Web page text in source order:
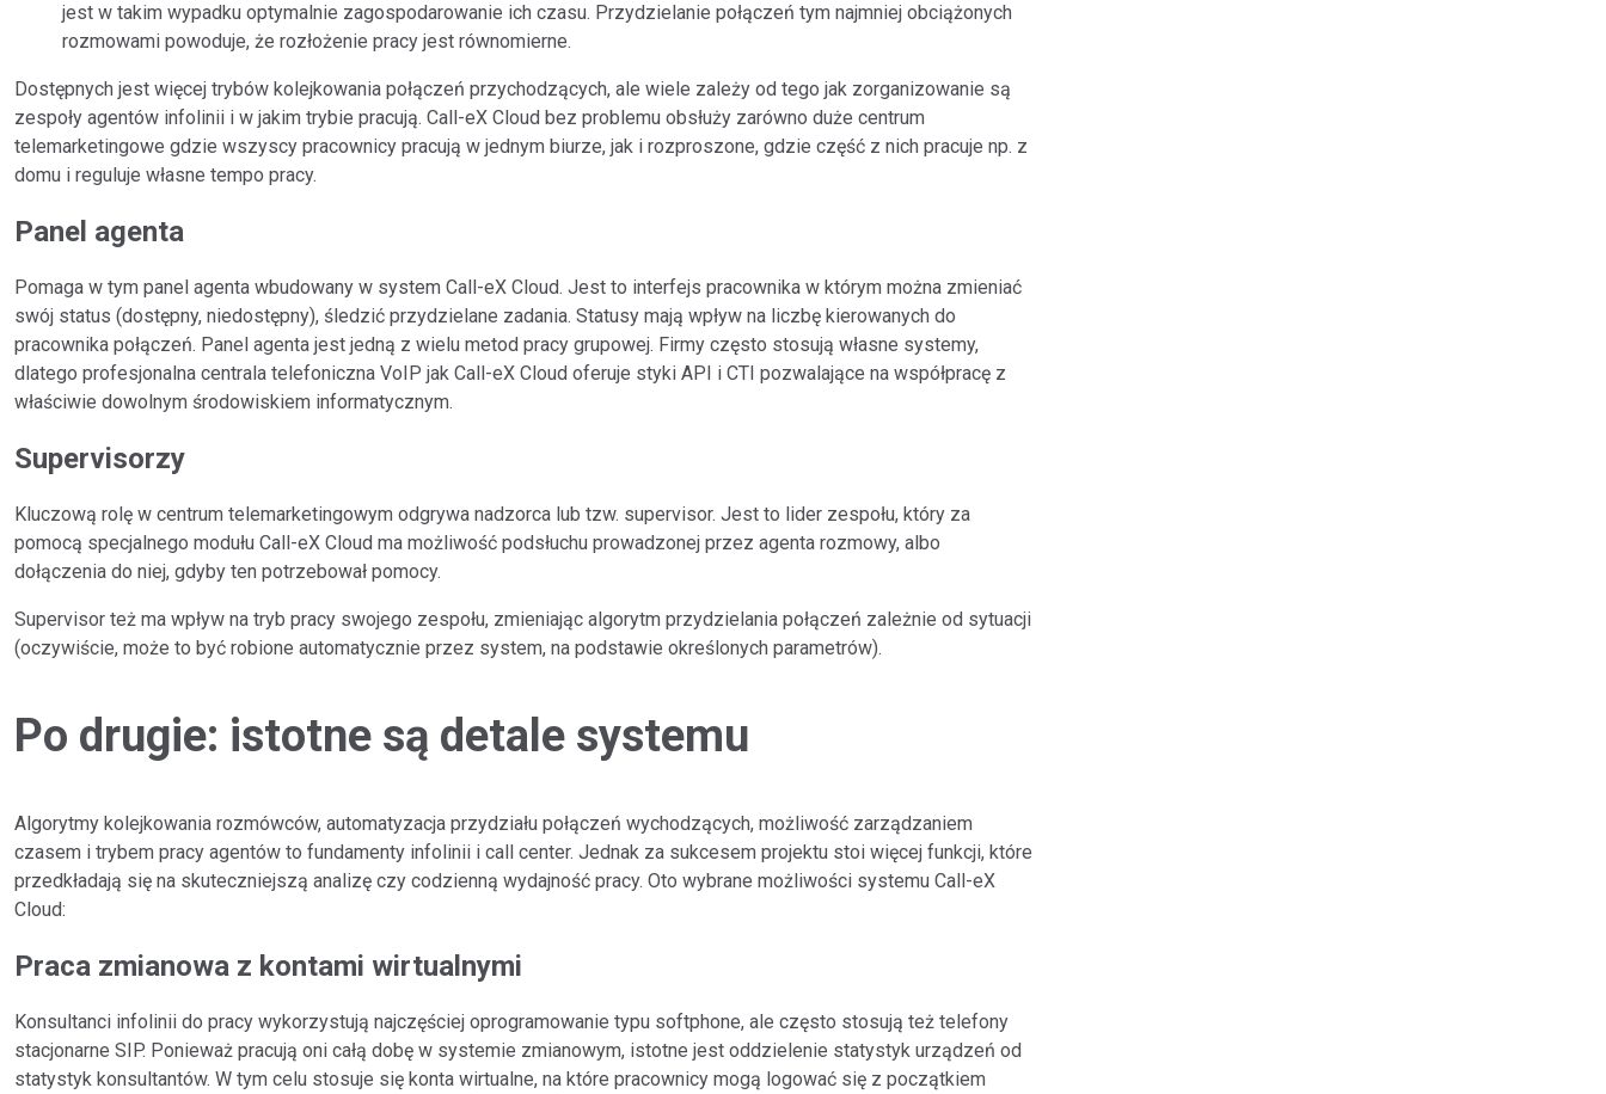
jest w takim wypadku optymalnie zagospodarowanie ich czasu. Przydzielanie połączeń tym najmniej obciążonych
rozmowami powoduje, że rozłożenie pracy jest równomierne.
Dostępnych jest więcej trybów kolejkowania połączeń przychodzących, ale wiele zależy od tego jak zorganizowanie są
zespoły agentów infolinii i w jakim trybie pracują. Call-eX Cloud bez problemu obsłuży zarówno duże centrum
telemarketingowe gdzie wszyscy pracownicy pracują w jednym biurze, jak i rozproszone, gdzie część z nich pracuje np. z
domu i reguluje własne tempo pracy.
Panel agenta
Pomaga w tym panel agenta wbudowany w system Call-eX Cloud. Jest to interfejs pracownika w którym można zmieniać
swój status (dostępny, niedostępny), śledzić przydzielane zadania. Statusy mają wpływ na liczbę kierowanych do
pracownika połączeń. Panel agenta jest jedną z wielu metod pracy grupowej. Firmy często stosują własne systemy,
dlatego profesjonalna centrala telefoniczna VoIP jak Call-eX Cloud oferuje styki API i CTI pozwalające na współpracę z
właściwie dowolnym środowiskiem informatycznym.
Supervisorzy
Kluczową rolę w centrum telemarketingowym odgrywa nadzorca lub tzw. supervisor. Jest to lider zespołu, który za
pomocą specjalnego modułu Call-eX Cloud ma możliwość podsłuchu prowadzonej przez agenta rozmowy, albo
dołączenia do niej, gdyby ten potrzebował pomocy.
Supervisor też ma wpływ na tryb pracy swojego zespołu, zmieniając algorytm przydzielania połączeń zależnie od sytuacji
(oczywiście, może to być robione automatycznie przez system, na podstawie określonych parametrów).
Po drugie: istotne są detale systemu
Algorytmy kolejkowania rozmówców, automatyzacja przydziału połączeń wychodzących, możliwość zarządzaniem
czasem i trybem pracy agentów to fundamenty infolinii i call center. Jednak za sukcesem projektu stoi więcej funkcji, które
przedkładają się na skuteczniejszą analizę czy codzienną wydajność pracy. Oto wybrane możliwości systemu Call-eX
Cloud:
Praca zmianowa z kontami wirtualnymi
Konsultanci infolinii do pracy wykorzystują najczęściej oprogramowanie typu softphone, ale często stosują też telefony
stacjonarne SIP. Ponieważ pracują oni całą dobę w systemie zmianowym, istotne jest oddzielenie statystyk urządzeń od
statystyk konsultantów. W tym celu stosuje się konta wirtualne, na które pracownicy mogą logować się z początkiem